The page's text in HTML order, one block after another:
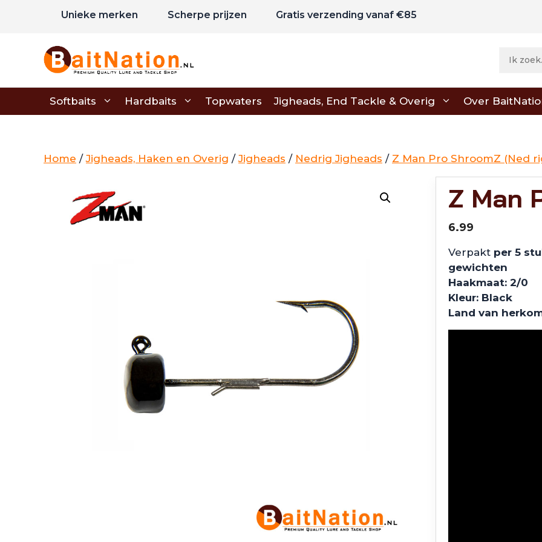
Unieke merken Scherpe prijzen Gratis verzending vanaf €85
Softbaits Hardbaits Topwaters Jigheads, End Tackle & Overig Over
Home /Jigheads, Haken en Overig /Jigheads / Nedrig Jigheads / Z Man Pro ShroomZ (Ned
Z Man
6.99
Verpakt per 5
gewichten
Haakmaat: 2/0
Kleur: Black
Land van